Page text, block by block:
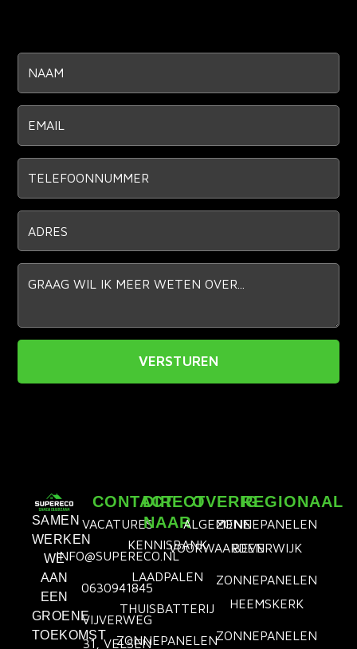
VERSTUREN
SAMEN
WERKEN
WE
AAN
EEN
GROENE
TOEKOMST
CONTACT
VACATURES
INFO@SUPERECO.NL
0630941845
VIJVERWEG
31, VELSEN
DIRECT
NAAR
KENNISBANK
LAADPALEN
THUISBATTERIJ
ZONNEPANELEN
OVERIG
ALGEMENE
VOORWAARDEN
REGIONAAL
ZONNEPANELEN
BEVERWIJK
ZONNEPANELEN
HEEMSKERK
ZONNEPANELEN